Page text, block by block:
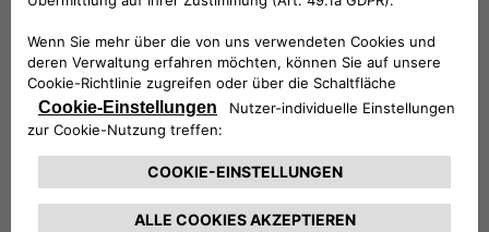
Damit die Ungebundenheit des neue E-Doblò optimal
genutzt und er unterwegs jederzeit aufgeladen werden kann,
stellt Free2move eSolutions die App eSolutions Charging
Schritte in der E-Mobilität unternehmen als auch für alle, die